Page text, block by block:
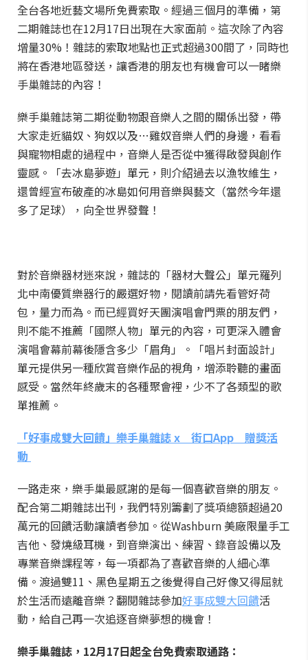
全台各地近藝文場所免費索取。經過三個月的準備，第
二期雜誌也在12月17日出現在大家面前。這次除了內容
增量30%！雜誌的索取地點也正式超過300間了，同時也
將在香港地區發送，讓香港的朋友也有機會可以一睹樂
手巢雜誌的內容！
樂手巢雜誌第二期從動物跟音樂人之間的關係出發，帶
大家走近貓奴、狗奴以及…雞奴音樂人們的身邊，看看
與寵物相處的過程中，音樂人是否從中獲得啟發與創作
靈感。「去冰島夢遊」單元，則介紹過去以漁牧維生，
還曾經宣布破產的冰島如何用音樂與藝文（當然今年還
多了足球），向全世界發聲！
對於音樂器材迷來說，雜誌的「器材大聲公」單元羅列
北中南優質樂器行的嚴選好物，閱讀前請先看管好荷
包，量力而為。而已經買好天團演唱會門票的朋友們，
則不能不推薦「國際人物」單元的內容，可更深入體會
演唱會幕前幕後隱含多少「眉角」。「唱片封面設計」
單元提供另一種欣賞音樂作品的視角，增添聆聽的畫面
感受。當然年終歲末的各種聚會裡，少不了各類型的歌
單推薦。
「好事成雙大回饋」樂手巢雜誌 x 街口App 贈獎活
動
一路走來，樂手巢最感謝的是每一個喜歡音樂的朋友。
配合第二期雜誌出刊，我們特別籌劃了獎項總額超過20
萬元的回饋活動讓讀者參加。從Washburn 美廠限量手工
吉他、發燒級耳機，到音樂演出、練習、錄音設備以及
專業音樂課程等，每一項都為了喜歡音樂的人細心準
備。渡過雙11、黑色星期五之後覺得自己好像又得屈就
於生活而遠離音樂？翻閱雜誌參加好事成雙大回饋活
動，給自己再一次追逐音樂夢想的機會！
樂手巢雜誌，12月17日起全台免費索取通路：